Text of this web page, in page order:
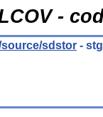
-
source/sdstor -